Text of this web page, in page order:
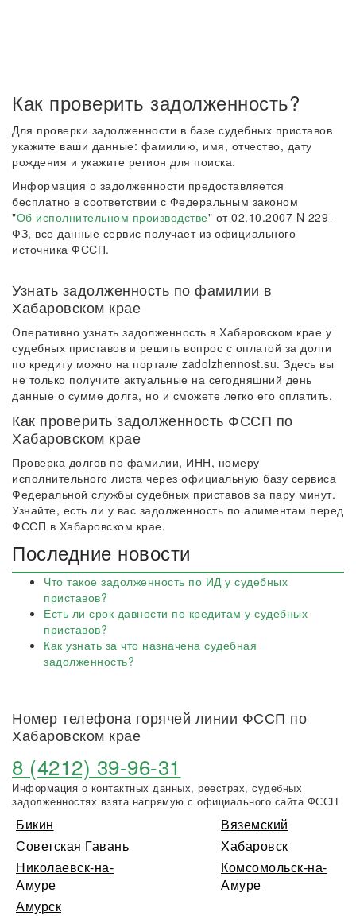
Как проверить задолженность?
Для проверки задолженности в базе судебных приставов
укажите ваши данные: фамилию, имя, отчество, дату
рождения и укажите регион для поиска.
Информация о задолженности предоставляется
бесплатно в соответствии с Федеральным законом
"Об исполнительном производстве" от 02.10.2007 N 229-
ФЗ, все данные сервис получает из официального
источника ФССП.
Узнать задолженность по фамилии в
Хабаровском крае
Оперативно узнать задолженность в Хабаровском крае у
судебных приставов и решить вопрос с оплатой за долги
по кредиту можно на портале zadolzhennost.su. Здесь вы
не только получите актуальные на сегодняшний день
данные о сумме долга, но и сможете легко его оплатить.
Как проверить задолженность ФССП по
Хабаровском крае
Проверка долгов по фамилии, ИНН, номеру
исполнительного листа через официальную базу сервиса
Федеральной службы судебных приставов за пару минут.
Узнайте, есть ли у вас задолженность по алиментам перед
ФССП в Хабаровском крае.
Последние новости
Что такое задолженность по ИД у судебных
приставов?
Есть ли срок давности по кредитам у судебных
приставов?
Как узнать за что назначена судебная
задолженность?
Номер телефона горячей линии ФССП по
Хабаровском крае
8 (4212) 39-96-31
Информация о контактных данных, реестрах, судебных
задолженностях взята напрямую с официального сайта ФССП
Бикин
Вяземский
Советская Гавань
Хабаровск
Николаевск-на-
Амуре
Комсомольск-на-
Амуре
Амурск